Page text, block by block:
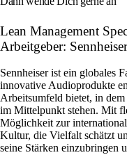
Lean Management
Arbeitgeber:
Sennheiser ist ein globales
innovative Audioprodukte
Arbeitsumfeld bietet, in
im Mittelpunkt stehen. Mit
Möglichkeit zur
Kultur, die Vielfalt schätzt
seine Stärken einzubringen